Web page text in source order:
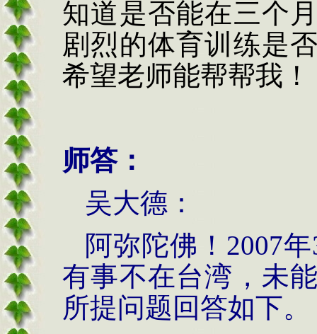
知道是否能在三个
剧烈的体育训练是
希望老师能帮帮我！
师答：
吴大德：
阿弥陀佛！ 2007年
有事不在台湾，未
所提问题回答如下。